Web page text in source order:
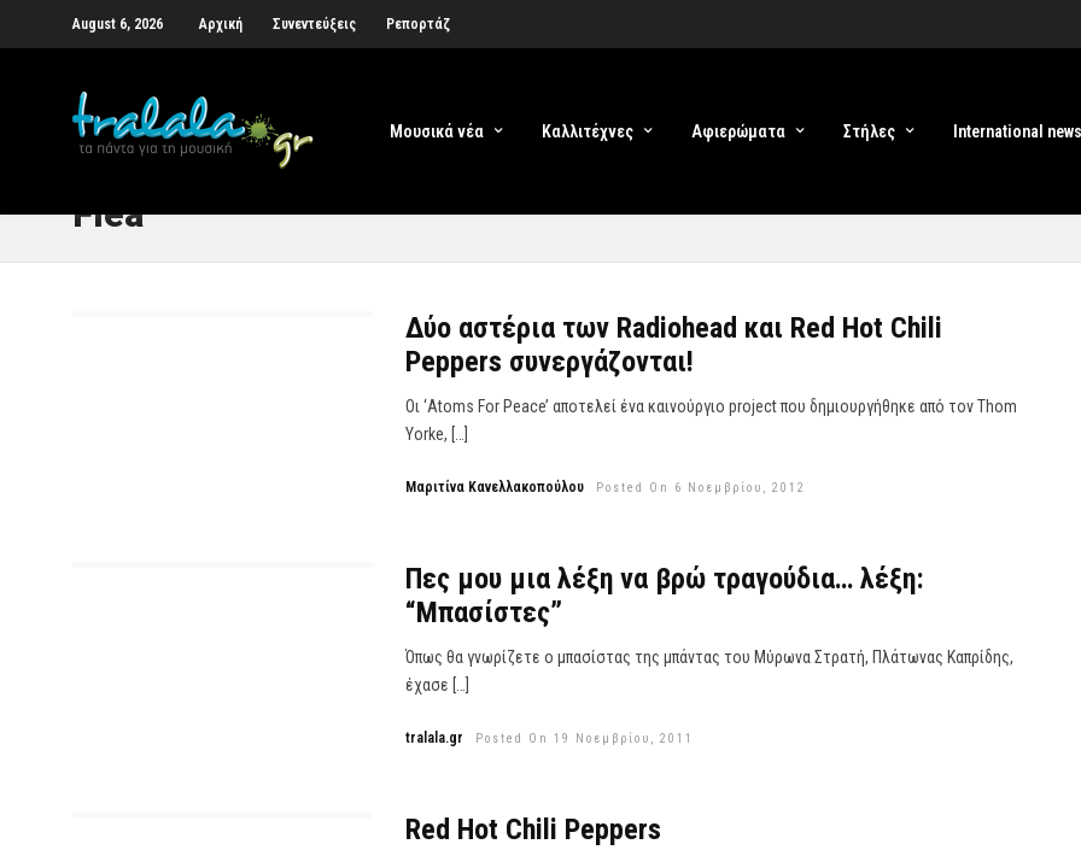
August 6, 2026 Αρχική Συνεντεύξεις Ρεπορτάζ
Μουσικά νέα Καλλιτέχνες Αφιερώματα Στήλες International news
Flea
Δύο αστέρια των Radiohead και Red Hot Chili
Peppers συνεργάζονται!
Οι ‘Atoms For Peace’ αποτελεί ένα καινούργιο project που δημιουργήθηκε από τον Thom
Yorke, […]
Μαριτίνα Κανελλακοπούλου Posted On 6 Νοεμβρίου, 2012
Πες μου μια λέξη να βρώ τραγούδια… λέξη:
“Μπασίστες”
Όπως θα γνωρίζετε ο μπασίστας της μπάντας του Μύρωνα Στρατή, Πλάτωνας Καπρίδης,
έχασε […]
tralala.gr Posted On 19 Νοεμβρίου, 2011
Red Hot Chili Peppers